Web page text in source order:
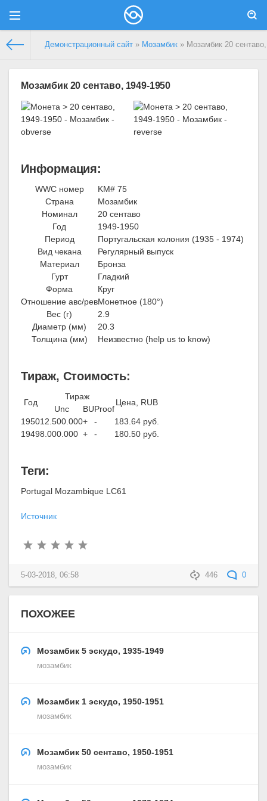
Демонстрационный сайт » Мозамбик » Мозамбик 20
Мозамбик 20 сентаво, 1949-1950
Информация:
WWC номер
KM# 75
Страна
Мозамбик
Номинал
20 сентаво
Год
1949-1950
Период
Португальская колония (1935 - 1974)
Вид чекана
Регулярный выпуск
Материал
Бронза
Гурт
Гладкий
Форма
Круг
Отношение авс/ревМонетное (180°)
Вес (г)
2.9
Диаметр (мм)
20.3
Толщина (мм)
Неизвестно (help us to know)
Тираж, Стоимость:
Год
Тираж
Цена, RUB
Unc BUProof
195012.500.000+ -
183.64 руб.
19498.000.000 + - 180.50 руб.
Теги:
Portugal Mozambique LC61
Источник
446 0
5-03-2018, 06:58
ПОХОЖЕЕ
Мозамбик 5 эскудо, 1935-1949
мозамбик
Мозамбик 1 эскудо, 1950-1951
мозамбик
Мозамбик 50 сентаво, 1950-1951
мозамбик